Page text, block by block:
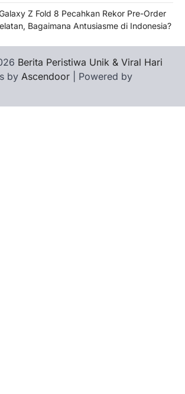
Z Fold 8 Pecahkan Rekor Pre-Order
Bagaimana Antusiasme di Indonesia?
Berita Peristiwa Unik & Viral Hari
by Ascendoor | Powered by